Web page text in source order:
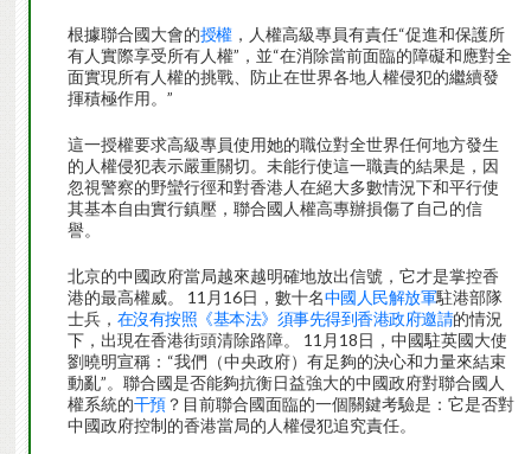
根據聯合國大會的授權，人權高級專員有責任“促進和保護所
有人實際享受所有人權”，並“在消除當前面臨的障礙和應對全
面實現所有人權的挑戰、防止在世界各地人權侵犯的繼續發
揮積極作用。”
這一授權要求高級專員使用她的職位對全世界任何地方發生
的人權侵犯表示嚴重關切。未能行使這一職責的結果是，因
忽視警察的野蠻行徑和對香港人在絕大多數情況下和平行使
其基本自由實行鎮壓，聯合國人權高專辦損傷了自己的信
譽。
北京的中國政府當局越來越明確地放出信號，它才是掌控香
港的最高權威。 11月16日，數十名中國人民解放軍駐港部隊
士兵， 在沒有按照《基本法》須事先得到香港政府邀請的情況
下，出現在香港街頭清除路障。 11月18日，中國駐英國大使
劉曉明宣稱：“我們（中央政府）有足夠的決心和力量來結束
動亂”。聯合國是否能夠抗衡日益強大的中國政府對聯合國人
權系統的干預？目前聯合國面臨的一個關鍵考驗是：它是否對
中國政府控制的香港當局的人權侵犯追究責任。